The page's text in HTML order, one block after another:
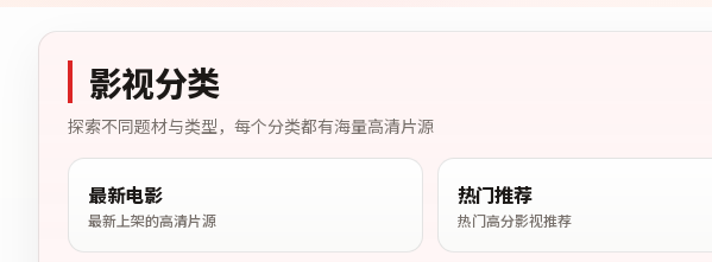
影视分类
探索不同题材与类型，每个分类都有海量高清片源
最新电影
最新上架的高清片源
热门推荐
热门高分影视推荐